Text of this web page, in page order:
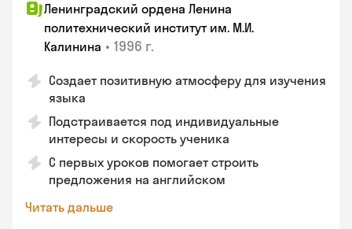
Ленинградский ордена Ленина
политехнический институт им. М.И.
Калинина • 1996 г.
Создает позитивную атмосферу для изучения
языка
Подстраивается под индивидуальные
интересы и скорость ученика
С первых уроков помогает строить
предложения на английском
Читать дальше